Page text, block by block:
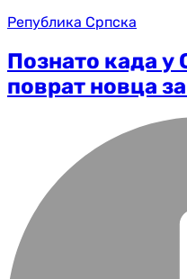
Република Српска
Познато када у
поврат новца